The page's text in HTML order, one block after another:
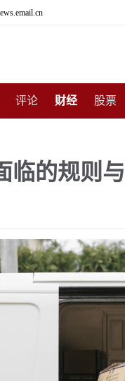
评论 财经 股票
明星 时尚 体育
临的规则